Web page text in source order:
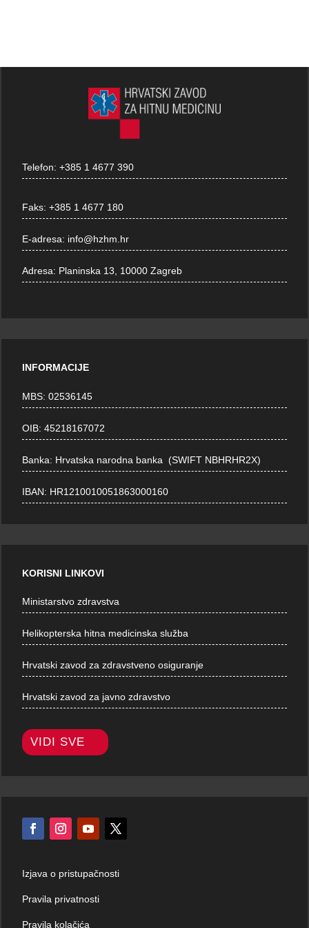
Telefon:+385 1 4677 390
Faks:+385 1 4677 180
E-adresa: info@hzhm.hr
Adresa: Planinska 13, 10000 Zagreb
INFORMACIJE
MBS: 02536145
OIB: 45218167072
Banka: Hrvatska narodna banka (SWIFT NBHRHR2X)
IBAN: HR1210010051863000160
KORISNI LINKOVI
Ministarstvo zdravstva
Helikopterska hitna medicinska služba
Hrvatski zavod za zdravstveno osiguranje
Hrvatski zavod za javno zdravstvo
VIDI SVE
Izjava o pristupačnosti
Pravila privatnosti
Pravila kolačića